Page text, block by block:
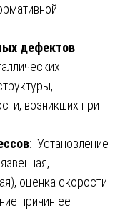
дефектов:
возникших при
: Установление
оценка скорости
причин её